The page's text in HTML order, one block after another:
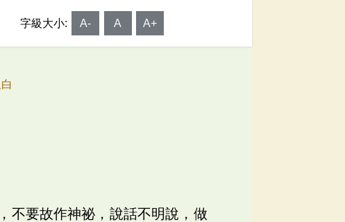
字級大小: A- A A+
不要故作神祕，說話不明說，做